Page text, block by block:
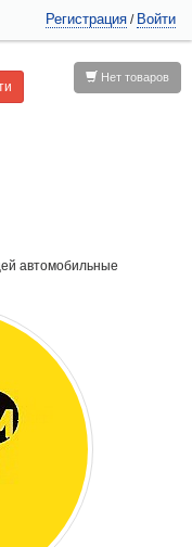
Регистрация / Войти
Нет товаров
автомобильные